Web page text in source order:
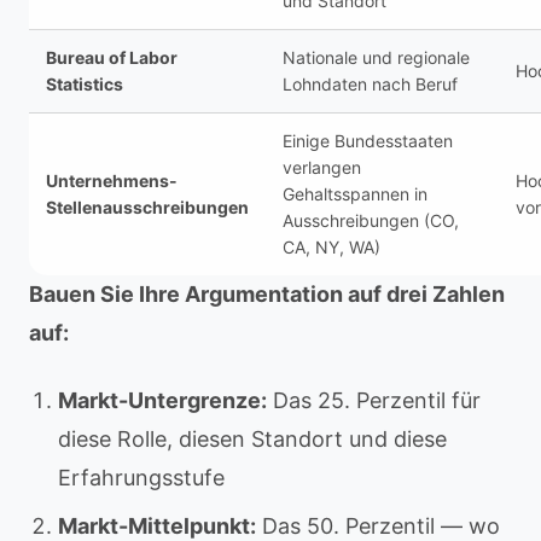
Bureau of Labor
Statistics
Nationale und regionale
Lohndaten nach Beruf
Unternehmens-
Stellenausschreibungen
Einige Bundesstaaten
verlangen
Gehaltsspannen in
Ausschreibungen (CO,
CA, NY, WA)
Bauen Sie Ihre Argumentation auf drei Zahlen
auf:
Markt-Untergrenze: Das 25. Perzentil für
diese Rolle, diesen Standort und diese
Erfahrungsstufe
Markt-Mittelpunkt: Das 50. Perzentil — wo